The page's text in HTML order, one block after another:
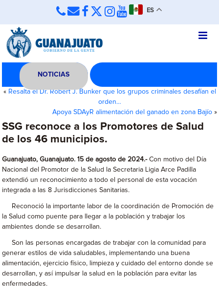
ES
NOTICIAS
« Resalta el Dr. Robert J. Bunker que los grupos criminales desafían el
orden…
Apoya SDAyR alimentación del ganado en zona Bajío»
SSG reconoce a los Promotores de Salud
de los 46 municipios.
Guanajuato, Guanajuato. 15 de agosto de 2024.-Con motivo del
Día
Nacional del Promotor de la Salud la Secretaria Ligia Arce Padilla
extendió un reconocimiento a todo el personal de esta vocación
integrada a las 8 Jurisdicciones Sanitarias.
Reconoció la importante labor de la coordinación de Promoción de
la Salud como puente para llegar a la población y trabajar los
ambientes donde se desarrollan.
Son las personas encargadas de trabajar con la comunidad para
generar estilos de vida saludables, implementando una buena
alimentación, ejercicio físico, limpieza y cuidado del entorno donde se
desarrollan, y así impulsar la salud en la población para evitar las
enfermedades.